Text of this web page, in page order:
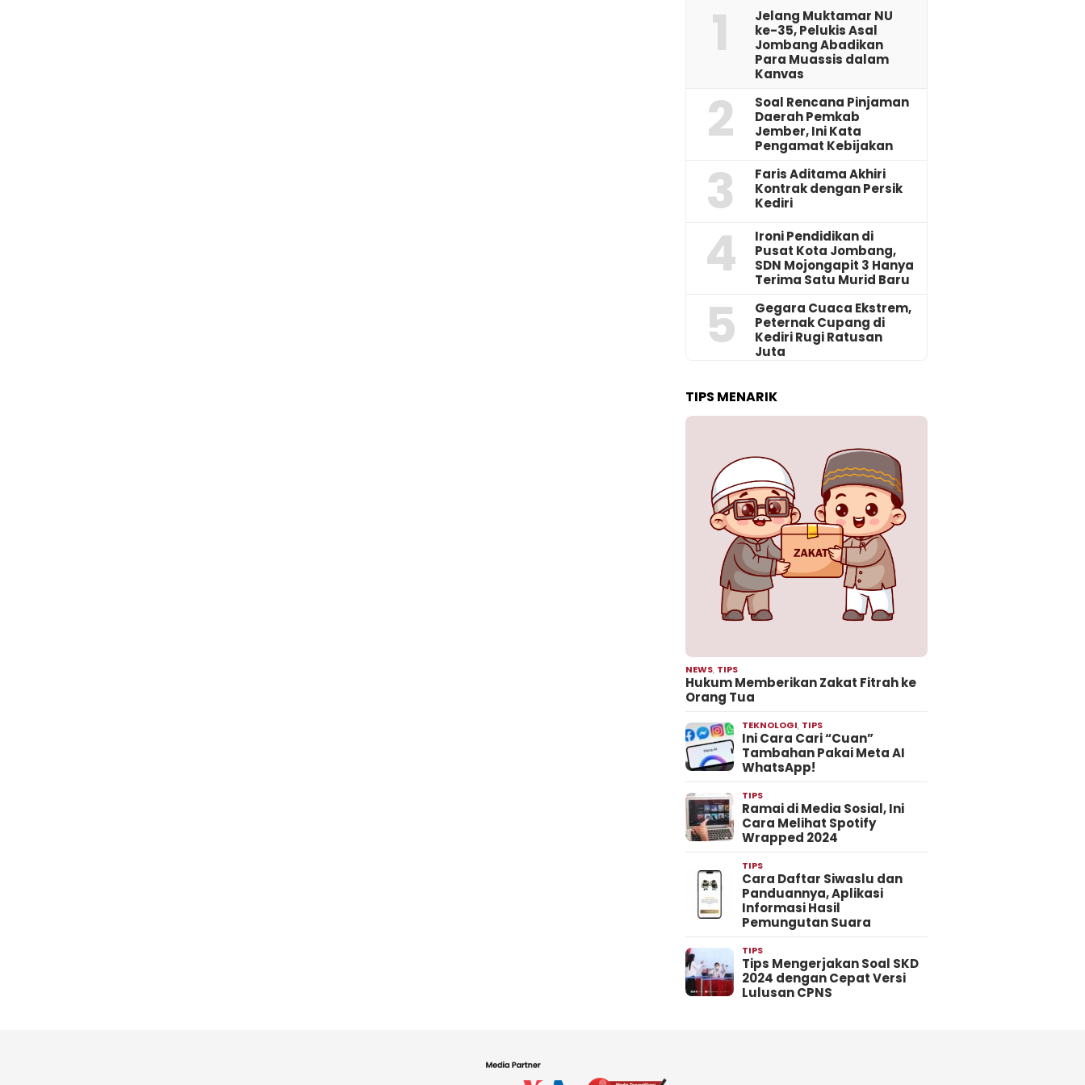
1
Jelang Muktamar NU
ke-35, Pelukis Asal
Jombang Abadikan
Para Muassis dalam
Kanvas
2
‎Soal Rencana Pinjaman
Daerah Pemkab
Jember, Ini Kata
Pengamat Kebijakan ‎
3
Faris Aditama Akhiri
Kontrak dengan Persik
Kediri
4
Ironi Pendidikan di
Pusat Kota Jombang,
SDN Mojongapit 3 Hanya
Terima Satu Murid Baru
5
‎Gegara Cuaca Ekstrem,
Peternak Cupang di
Kediri Rugi Ratusan
Juta
TIPS MENARIK
NEWS, TIPS
Hukum Memberikan Zakat Fitrah ke
Orang Tua
TEKNOLOGI, TIPS
Ini Cara Cari “Cuan”
Tambahan Pakai Meta AI
WhatsApp!
TIPS
Ramai di Media Sosial, Ini
Cara Melihat Spotify
Wrapped 2024
TIPS
Cara Daftar Siwaslu dan
Panduannya, Aplikasi
Informasi Hasil
Pemungutan Suara
TIPS
Tips Mengerjakan Soal SKD
2024 dengan Cepat Versi
Lulusan CPNS